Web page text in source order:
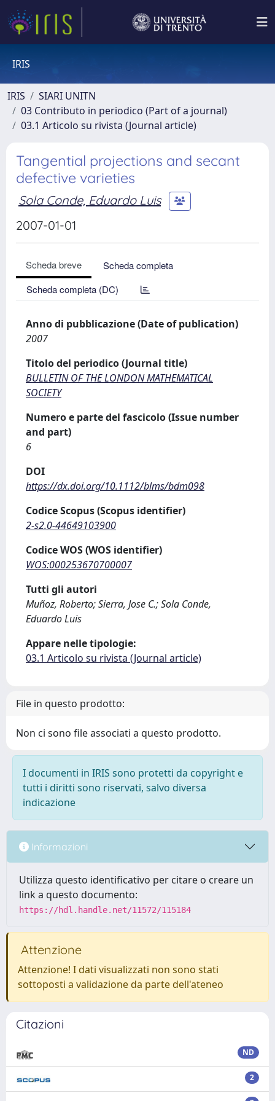
IRIS
IRIS
SIARI UNITN
03 Contributo in periodico (Part of a journal)
03.1 Articolo su rivista (Journal article)
Tangential projections and secant
defective varieties
Sola Conde, Eduardo Luis
2007-01-01
Scheda breve
Scheda completa
Scheda completa (DC)
Anno di pubblicazione (Date of publication)
2007
Titolo del periodico (Journal title)
BULLETIN OF THE LONDON MATHEMATICAL
SOCIETY
Numero e parte del fascicolo (Issue number
and part)
6
DOI
https://dx.doi.org/10.1112/blms/bdm098
Codice Scopus (Scopus identifier)
2-s2.0-44649103900
Codice WOS (WOS identifier)
WOS:000253670700007
Tutti gli autori
Muñoz, Roberto; Sierra, Jose C.; Sola Conde,
Eduardo Luis
Appare nelle tipologie:
03.1 Articolo su rivista (Journal article)
File in questo prodotto:
Non ci sono file associati a questo prodotto.
I documenti in IRIS sono protetti da copyright e
tutti i diritti sono riservati, salvo diversa
indicazione
Informazioni
Utilizza questo identificativo per citare o creare un
link a questo documento:
https://hdl.handle.net/11572/115184
Attenzione
Attenzione! I dati visualizzati non sono stati
sottoposti a validazione da parte dell'ateneo
Citazioni
ND
2